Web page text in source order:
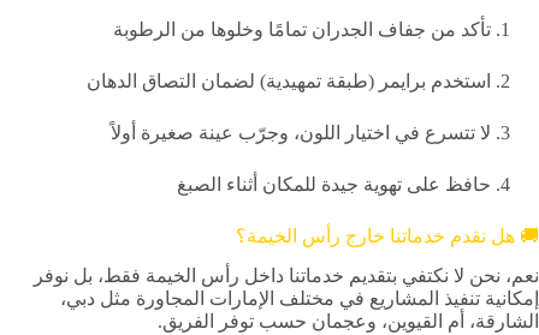
تأكد من جفاف الجدران تمامًا وخلوها من الرطوبة
استخدم برايمر (طبقة تمهيدية) لضمان التصاق الدهان
لا تتسرع في اختيار اللون، وجرّب عينة صغيرة أولاً
حافظ على تهوية جيدة للمكان أثناء الصبغ
🚚 هل نقدم خدماتنا خارج رأس الخيمة؟
نعم، نحن لا نكتفي بتقديم خدماتنا داخل رأس الخيمة فقط، بل نوفر
إمكانية تنفيذ المشاريع في مختلف الإمارات المجاورة مثل دبي،
الشارقة، أم القيوين، وعجمان حسب توفر الفريق.